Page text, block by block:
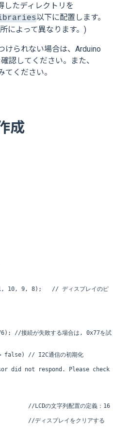
したディレクトリを
以下に配置します。
によって異なります。)
けられない場合は、Arduino
認してください。また、
てください。
成
, 10 , 9 , 8) ;
// ディスプレイのピ
) ;
//接続が失敗する場合は, 0x77を試
false)
// I2C通信の初期化
did not respond. Please check
//LCDの文字列配置の定義：16
//ディスプレイをクリアする